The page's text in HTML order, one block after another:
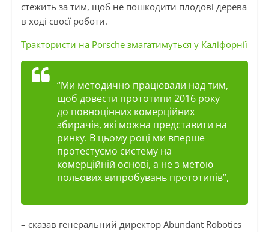
стежить за тим, щоб не пошкодити плодові дерева
в ході своєї роботи.
Трактористи на Porsche змагатимуться у Каліфорнії
“Ми методично працювали над тим,
щоб довести прототипи 2016 року
до повноцінних комерційних
збирачів, які можна представити на
ринку. В цьому році ми вперше
протестуємо систему на
комерційній основі, а не з метою
польових випробувань прототипів”,
– сказав генеральний директор Abundant Robotics